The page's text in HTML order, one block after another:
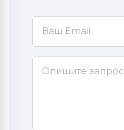
Ваш Email
Опишите запрос